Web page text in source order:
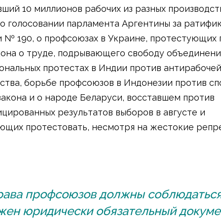
10 миллионов рабочих из разных
голосовании парламента Аргентины за
№ 190, о профсоюзах в Украине, протестующих
о труде, подрывающего свободу
протестах в Индии против
борьбе профсоюзов в Индонезии против
и о народе Беларуси, восставшем против
результатов выборов в августе и
протестовать, несмотря на жестокие
профсоюзов должны
юридически обязательный